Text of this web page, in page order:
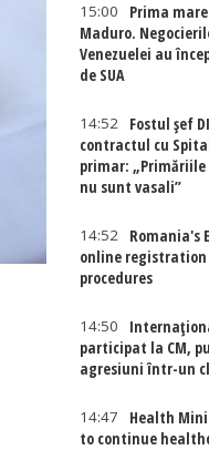
15:00
Prima
Maduro.
Venezuelei au
de SUA
14:52
Fostul șef
contractul cu
primar:
nu sunt vasali”
14:52
Romania's
online registration
procedures
14:50
participat la CM,
agresiuni într-un
14:47
Health
to continue